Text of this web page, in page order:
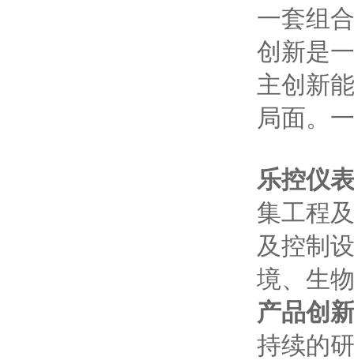
一套组
创新是
主创新
局面。
乐控仪
集工程
及控制
境、生
产品创新
持续的